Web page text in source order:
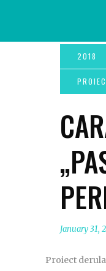
January 31,
Proiect